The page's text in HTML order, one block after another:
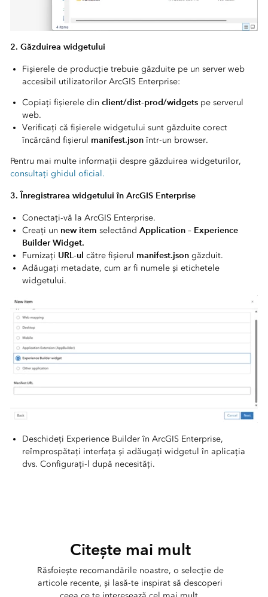
2. Găzduirea widgetului
Fișierele de producție trebuie găzduite pe un server web
accesibil utilizatorilor ArcGIS Enterprise:
Copiați fișierele din client/dist-prod/widgetspe serverul
web.
Verificați că fișierele widgetului sunt găzduite corect
încărcând fișierul manifest.jsonîntr-un browser.
Pentru mai multe informații despre găzduirea widgeturilor,
consultați ghidul oficial.
3. Înregistrarea widgetului în ArcGIS Enterprise
Conectați-vă la ArcGIS Enterprise.
Creați un new item selectând Application – Experience
Builder Widget.
Furnizați URL-ul către fișierul manifest.jsongăzduit.
Adăugați metadate, cum ar fi numele și etichetele
widgetului.
Deschideți Experience Builder în ArcGIS Enterprise,
reîmprospătați interfața și adăugați widgetul în aplicația
dvs. Configurați-l după necesități.
Citește mai mult
Răsfoiește recomandările noastre, o selecție de
articole recente, și lasă-te inspirat să descoperi